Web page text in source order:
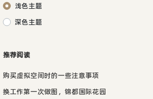
浅色主题
深色主题
推荐阅读
购买虚拟空间时的一些注意事项
换工作第一次做图，锦都国际花园